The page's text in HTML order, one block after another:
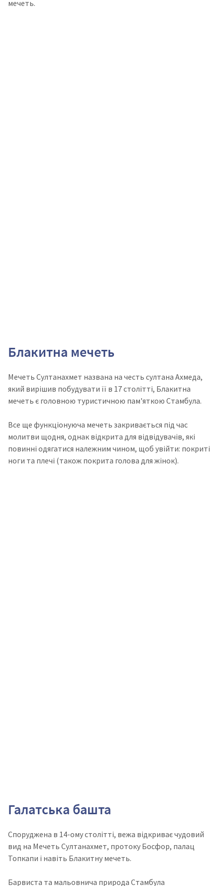
мечеть.
Блакитна мечеть
Мечеть Султанахмет названа на честь султана Ахмеда,
який вирішив побудувати її в 17 столітті, Блакитна
мечеть є головною туристичною пам'яткою Стамбула.
Все ще функціонуюча мечеть закривається під час
молитви щодня, однак відкрита для відвідувачів, які
повинні одягатися належним чином, щоб увійти: покриті
ноги та плечі (також покрита голова для жінок).
Галатська башта
Споруджена в 14-ому столітті, вежа відкриває чудовий
вид на Мечеть Султанахмет, протоку Босфор, палац
Топкапи і навіть Блакитну мечеть.
Барвиста та мальовнича природа Стамбула